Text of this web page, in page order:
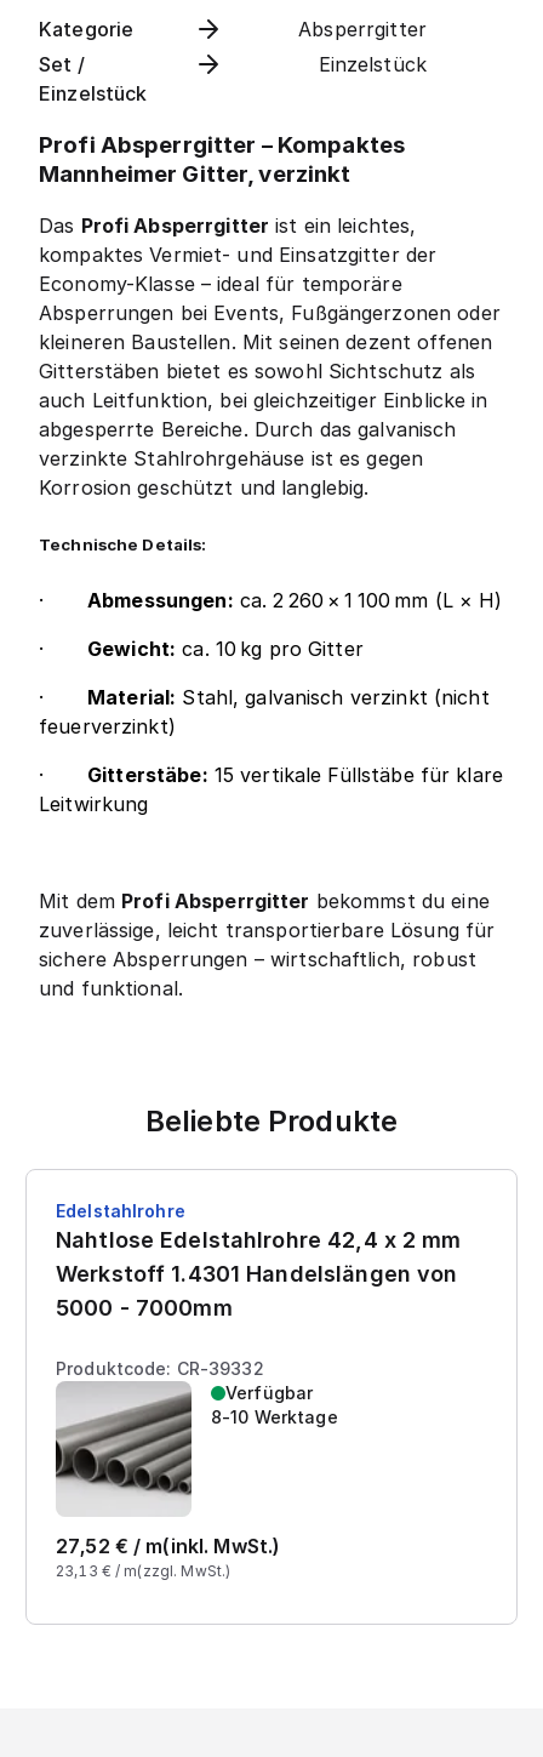
Kategorie
Absperrgitter
Set /
Einzelstück
Einzelstück
Profi Absperrgitter – Kompaktes
Mannheimer Gitter, verzinkt
Das Profi Absperrgitter ist ein leichtes,
kompaktes Vermiet- und Einsatzgitter der
Economy-Klasse – ideal für temporäre
Absperrungen bei Events, Fußgängerzonen oder
kleineren Baustellen. Mit seinen dezent offenen
Gitterstäben bietet es sowohl Sichtschutz als
auch Leitfunktion, bei gleichzeitiger Einblicke in
abgesperrte Bereiche. Durch das galvanisch
verzinkte Stahlrohrgehäuse ist es gegen
Korrosion geschützt und langlebig.
Technische Details:
·Abmessungen: ca. 2 260 × 1 100 mm (L × H)
· Gewicht: ca. 10 kg pro Gitter
· Material: Stahl, galvanisch verzinkt (nicht
feuerverzinkt)
· Gitterstäbe: 15 vertikale Füllstäbe für klare
Leitwirkung
Mit dem Profi Absperrgitter bekommst du eine
zuverlässige, leicht transportierbare Lösung für
sichere Absperrungen – wirtschaftlich, robust
und funktional.
Beliebte Produkte
Edelstahlrohre
Nahtlose Edelstahlrohre 42,4 x 2 mm
Werkstoff 1.4301 Handelslängen von
5000 - 7000mm
Produktcode: CR-39332
Verfügbar
8-10 Werktage
27,52 € / m(inkl. MwSt.)
23,13 € / m(zzgl. MwSt.)